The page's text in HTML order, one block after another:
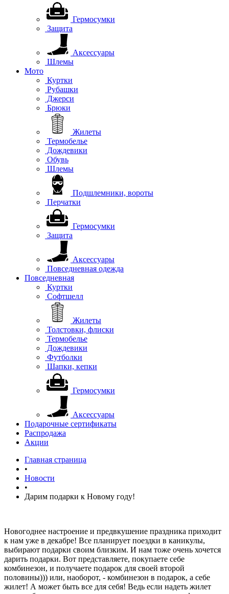
Гермосумки
Защита
Аксессуары
Шлемы
Мото
Куртки
Рубашки
Джерси
Брюки
Жилеты
Термобелье
Дождевики
Обувь
Шлемы
Подшлемники, вороты
Перчатки
Гермосумки
Защита
Аксессуары
Повседневная одежда
Повседневная
Куртки
Софтшелл
Жилеты
Толстовки, флиски
Термобелье
Дождевики
Футболки
Шапки, кепки
Гермосумки
Аксессуары
Подарочные сертификаты
Распродажа
Акции
Главная страница
•
Новости
•
Дарим подарки к Новому году!
Новогоднее настроение и предвкушение праздника приходит
к нам уже в декабре! Все планирует поездки в каникулы,
выбирают подарки своим близким. И нам тоже очень хочется
дарить подарки. Вот представляете, покупаете себе
комбинезон, и получаете подарок для своей второй
половины))) или, наоборот, - комбинезон в подарок, а себе
жилет! А может быть все для себя! Ведь если надеть жилет